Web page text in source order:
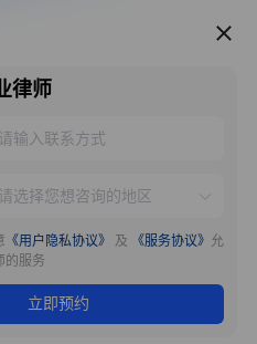
服务推荐
律师
《用户隐私协议》 及 《服务协议》 允
的服务
立即预约